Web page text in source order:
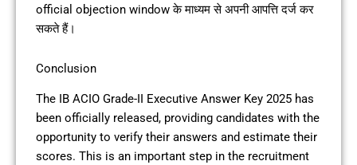
official objection window के माध्यम से अपनी आपत्ति दर्ज कर
सकते हैं।
Conclusion
The IB ACIO Grade-II Executive Answer Key 2025 has
been officially released, providing candidates with the
opportunity to verify their answers and estimate their
scores. This is an important step in the recruitment